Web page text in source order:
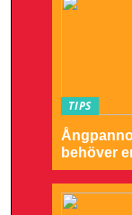
TIPS
behöver